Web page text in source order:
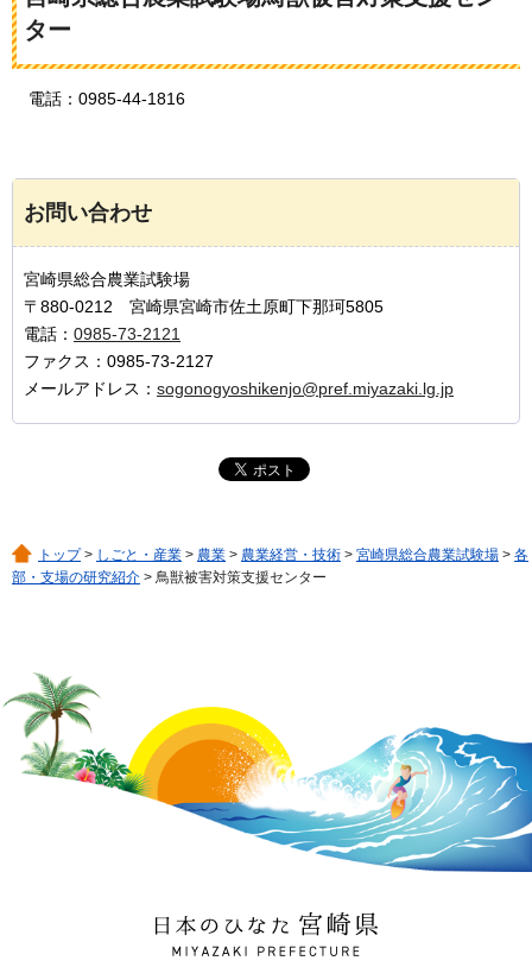
ター
電話：0985-44-1816
お問い合わせ
宮崎県総合農業試験場
〒880-0212 宮崎県宮崎市佐土原町下那珂5805
電話： 0985-73-2121
ファクス：0985-73-2127
メールアドレス： sogonogyoshikenjo@pref.miyazaki.lg.jp
トップ> しごと・産業 > 農業 > 農業経営・技術 > 宮崎県総合農業試験場 > 各
部・支場の研究紹介 > 鳥獣被害対策支援センター
日本のひなた 宮崎県
MIYAZAKI PREFECTURE